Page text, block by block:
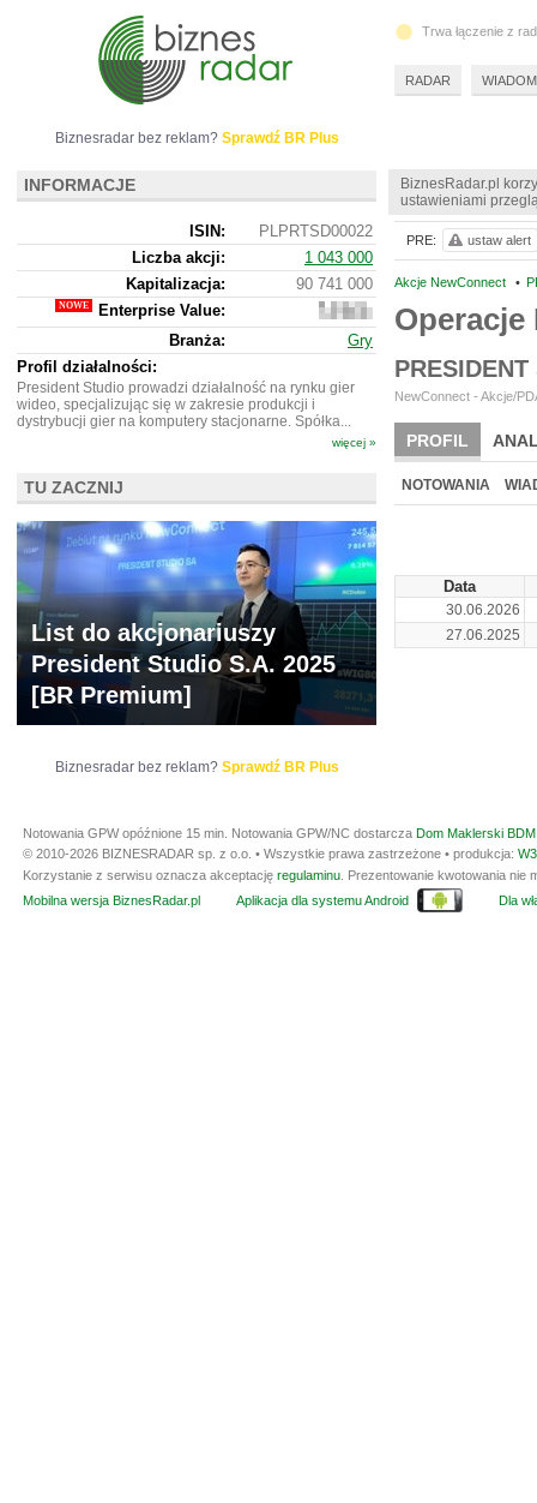
BiznesRadar.pl
ustawieniami
Akcje NewConnect •
Operacje
NewConnect - Akcje/
PROFIL
BR LAB
NOTOWANIA
Data
30.06.2026
27.06.2025
PRE: ustaw alert
Biznesradar bez reklam? Sprawdź BR Plus
INFORMACJE
ISIN:
PLPRTSD00022
Liczba akcji:
1 043 000
Kapitalizacja:
90 741 000
Enterprise Value:
69
473
000
Branża:
Gry
Profil działalności:
President Studio prowadzi działalność na rynku gier
wideo, specjalizując się w zakresie produkcji i
dystrybucji gier na komputery stacjonarne. Spółka...
więcej »
TU ZACZNIJ
List do akcjonariuszy
President Studio S.A. 2025
[BR Premium]
Biznesradar bez reklam? Sprawdź BR Plus
Trwa łączenie z
RADAR
Notowania GPW opóźnione 15 min. Notowania GPW/NC dostarcza Dom Maklerski
© 2010-2026 BIZNESRADAR sp. z o.o. • Wszystkie prawa zastrzeżone • produkcja:
Korzystanie z serwisu oznacza akceptację regulaminu . Prezentowanie kwotowania
Mobilna wersja BiznesRadar.pl
Aplikacja dla systemu Android Dla